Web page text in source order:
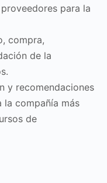
para la
compra,
de la
y recomendaciones
la compañía más
de